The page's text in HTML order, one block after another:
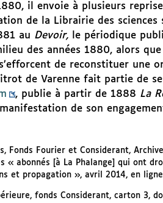
il envoie à plusieurs
de la Librairie des sciences
au Devoir,
le périodique
des années 1880, alors
de reconstituer une
de Varenne fait partie de
, publie à partir de 1888 La
manifestation de son
Fonds Fourier et Considerant,
« abonnés [à La Phalange] qui ont
et propagation », avril 2014, en
fonds Considerant, carton 3,